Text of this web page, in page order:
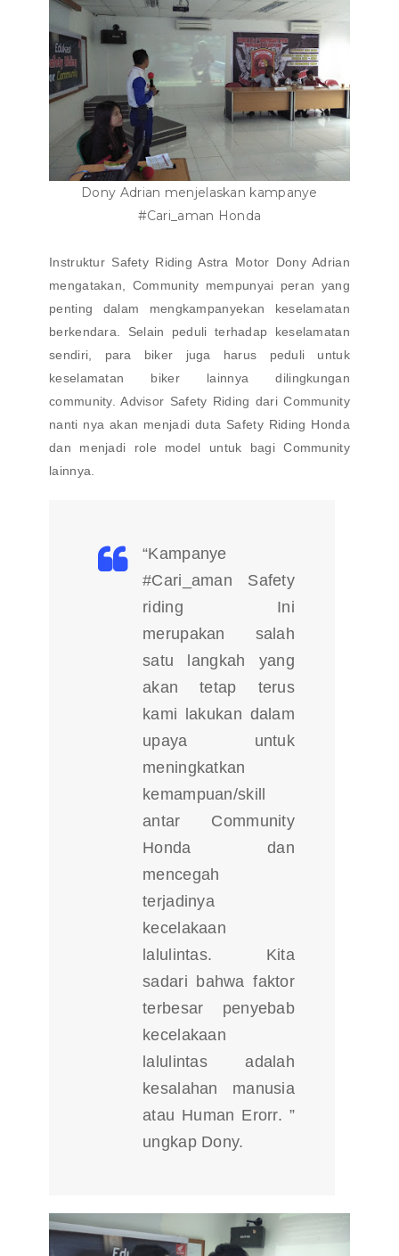
Dony Adrian menjelaskan kampanye
#Cari_aman Honda
Instruktur Safety Riding Astra Motor Dony Adrian
mengatakan, Community mempunyai peran yang
penting dalam mengkampanyekan keselamatan
berkendara. Selain peduli terhadap keselamatan
sendiri, para biker juga harus peduli untuk
keselamatan biker lainnya dilingkungan
community. Advisor Safety Riding dari Community
nanti nya akan menjadi duta Safety Riding Honda
dan menjadi role model untuk bagi Community
lainnya.
“Kampanye
#Cari_aman Safety
riding Ini
merupakan salah
satu langkah yang
akan tetap terus
kami lakukan dalam
upaya untuk
meningkatkan
kemampuan/skill
antar Community
Honda dan
mencegah
terjadinya
kecelakaan
lalulintas. Kita
sadari bahwa faktor
terbesar penyebab
kecelakaan
lalulintas adalah
kesalahan manusia
atau Human Erorr. ”
ungkap Dony.